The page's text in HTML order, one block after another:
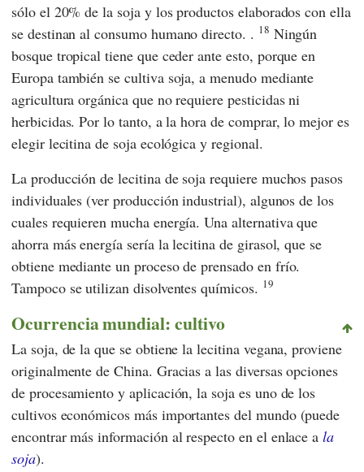
sólo el 20% de la soja y los productos elaborados con ella
se destinan al consumo humano directo. . 18 Ningún
bosque tropical tiene que ceder ante esto, porque en
Europa también se cultiva soja, a menudo mediante
agricultura orgánica que no requiere pesticidas ni
herbicidas. Por lo tanto, a la hora de comprar, lo mejor es
elegir lecitina de soja ecológica y regional.
La producción de lecitina de soja requiere muchos pasos
individuales (ver producción industrial), algunos de los
cuales requieren mucha energía. Una alternativa que
ahorra más energía sería la lecitina de girasol, que se
obtiene mediante un proceso de prensado en frío.
Tampoco se utilizan disolventes químicos. 19
Ocurrencia mundial: cultivo
La soja, de la que se obtiene la lecitina vegana, proviene
originalmente de China. Gracias a las diversas opciones
de procesamiento y aplicación, la soja es uno de los
cultivos económicos más importantes del mundo (puede
encontrar más información al respecto en el enlace ala
soja).